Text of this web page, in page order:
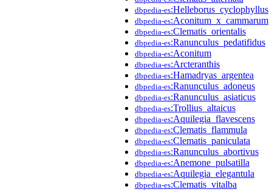
dbpedia-es:Helleborus_cyclophyllus
dbpedia-es:Aconitum_x_cammarum
dbpedia-es:Clematis_orientalis
dbpedia-es:Ranunculus_pedatifidus
dbpedia-es:Aconitum
dbpedia-es:Arcteranthis
dbpedia-es:Hamadryas_argentea
dbpedia-es:Ranunculus_adoneus
dbpedia-es:Ranunculus_asiaticus
dbpedia-es:Trollius_altaicus
dbpedia-es:Aquilegia_flavescens
dbpedia-es:Clematis_flammula
dbpedia-es:Clematis_paniculata
dbpedia-es:Ranunculus_abortivus
dbpedia-es:Anemone_pulsatilla
dbpedia-es:Aquilegia_elegantula
dbpedia-es:Clematis_vitalba